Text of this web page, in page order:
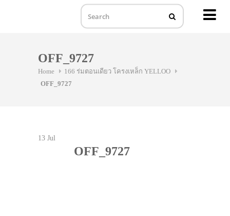
OFF_9727
Home
166 ร่มตอนเดียว โครงเหล็ก YELLOO
OFF_9727
13 Jul
OFF_9727